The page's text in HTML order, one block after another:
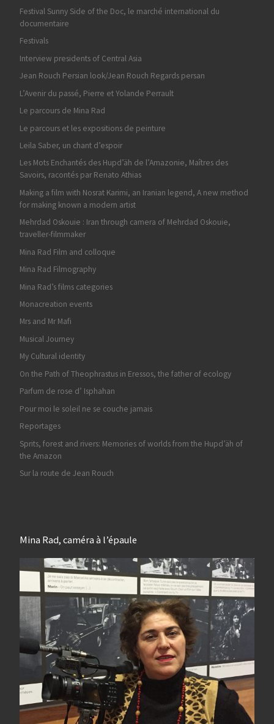
Festival Sunny Side of the Doc, le marché international du
documentaire
Festivals
Interview presidents of Central Asia
Jean Rouch Persian look/Jean Rouch Regards persan
L’Avenir du passé, Pierre et Yolande Perrault
Le parcours de Mina Rad
Le parcours et les expositions de peinture
Leila Saber, un chant d’espoir
Les Mots Enchantés des Hupd’äh de l’Amazonie, Maîtres des
Savoirs, racontés par Renato Athias
Making a film with Nosrat Karimi, an Iranian legend, A new method
for making known a modern artist
Mehrdad Oskouie : Iran through camera of Mehrdad Oskouie,
traveller-filmmaker
Mina Rad Film and colloque
Mina Rad Filmography
Mina Rad’s films categories
Monacreation events
Mrs and Mr Mafi
Musical Journey
My Cultural identity
On the Path of Theophrastus in Eressos, the father of ecology
Parfum de rose d’ Isphahan
Pour moi le soleil ne se couche jamais
Reportages
Sprits, forest and rivers: Memories of worlds from the Hupd’äh of
the Amazon
Sur la route de Jean Rouch
Mina Rad, caméra à l’épaule